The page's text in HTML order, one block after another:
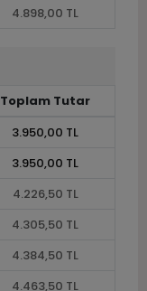
4.898,00 TL
Toplam Tutar
3.950,00 TL
3.950,00 TL
4.226,50 TL
4.305,50 TL
4.384,50 TL
4.463,50 TL